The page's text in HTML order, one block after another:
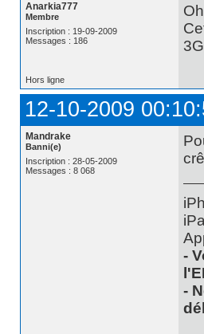
Anarkia777
Membre
Inscription : 19-09-2009
Messages : 186
Hors ligne
12-10-2009
Mandrake
Banni(e)
Inscription : 28-05-2009
Messages : 8 068
-
-